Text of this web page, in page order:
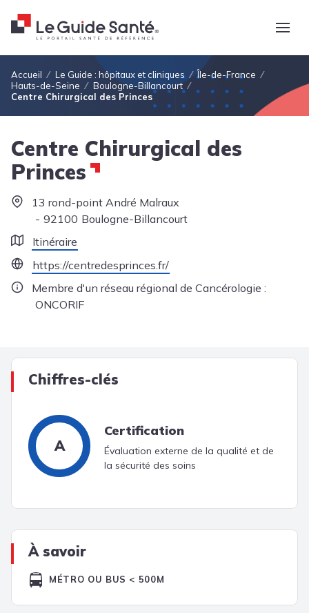
Fil d'Ariane
Accueil Le Guide : hôpitaux et cliniques
Île-de-France
Hauts-de-Seine
Boulogne-Billancourt
Centre Chirurgical des Princes
Centre Chirurgical des
Princes
13 rond-point André Malraux
92100 Boulogne-Billancourt
Itinéraire
https://centredesprinces.fr/
Membre d'un réseau régional de Cancérologie :
ONCORIF
Chiffres-clés
A
Certification
Évaluation externe de la qualité et de
la sécurité des soins
À savoir
MÉTRO OU BUS < 500M